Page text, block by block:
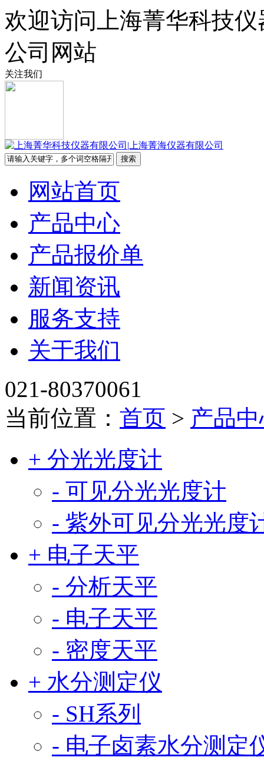
欢迎访问上海菁华科技
公司网站
关注我们
网站首页
产品中心
产品报价单
新闻资讯
服务支持
关于我们
021-80370061
当前位置： 首页 > 产品
+ 分光光度计
- 可见分光光度计
- 紫外可见分光光度
+ 电子天平
- 分析天平
- 电子天平
- 密度天平
+ 水分测定仪
- SH系列
- 电子卤素水分测定